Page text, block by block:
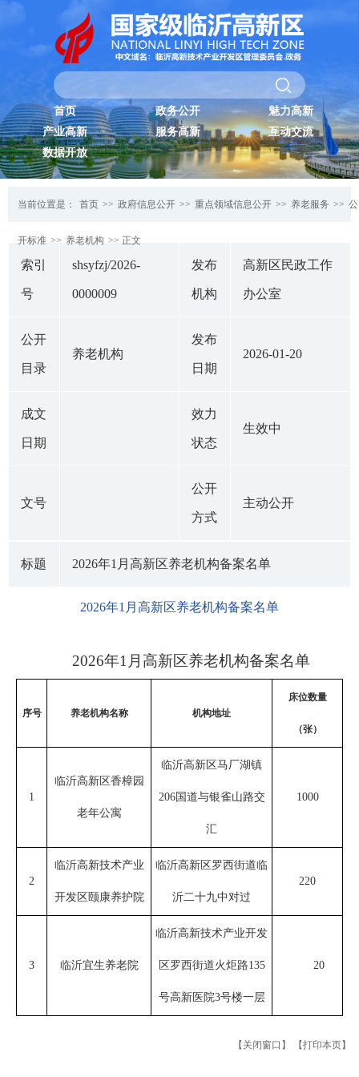
首页 政务公开
魅力高新
产业高新
服务高新
互动交流
数据开放
当前位置是： 首页 >> 政府信息公开 >> 重点领域信息公开 >> 养老服务 >> 公
开标准 >> 养老机构 >> 正文
索引
号
shsyfzj/2026-
0000009
发布
机构
高新区民政工作
办公室
公开
目录
养老机构
发布
日期
2026-01-20
成文
日期
效力
状态
生效中
文号
公开
方式
主动公开
标题 2026年1月高新区养老机构备案名单
2026年1月高新区养老机构备案名单
2026年1月高新区养老机构备案名单
序号 养老机构名称 机构地址
床位数量
（张）
1
临沂高新区香樟园
老年公寓
临沂高新区马厂湖镇
206国道与银雀山路交
汇
1000
2
临沂高新技术产业
开发区颐康养护院
临沂高新区罗西街道临
沂二十九中对过
220
3 临沂宜生养老院
临沂高新技术产业开发
区罗西街道火炬路135
号高新医院3号楼一层
20
【关闭窗口】 【打印本页】